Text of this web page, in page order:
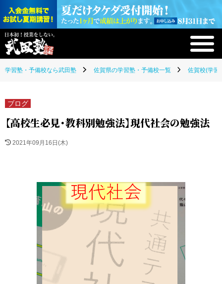
学習塾・予備校なら武田塾 佐賀県の学習塾・予備校一覧 佐賀校(学習
ブログ
【高校生必見・教科別勉強法】現代社会の勉強法
2021年09月16日(木)